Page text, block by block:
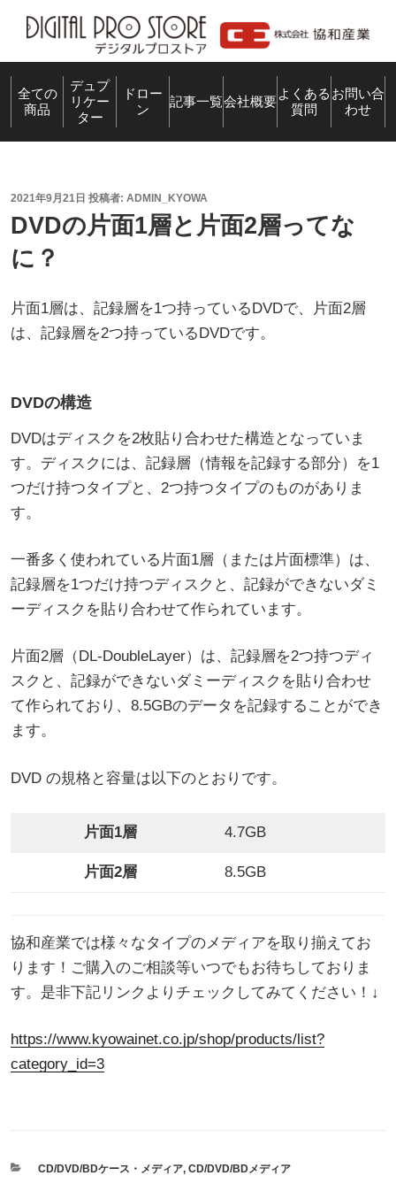
テ
プ
全ての
商品
デュプ
リケー
ター
ドロー
ン
記事一覧会社概要
よくある
質問
お問い合
わせ
投
稿
日:
2021年9月21日 投稿者: ADMIN_KYOWA
DVDの片面1層と片面2層ってな
に？
片面1層は、記録層を1つ持っているDVDで、片面2層
は、記録層を2つ持っているDVDです。
DVDの構造
DVDはディスクを2枚貼り合わせた構造となっていま
す。ディスクには、記録層（情報を記録する部分）を1
つだけ持つタイプと、2つ持つタイプのものがありま
す。
一番多く使われている片面1層（または片面標準）は、
記録層を1つだけ持つディスクと、記録ができないダミ
ーディスクを貼り合わせて作られています。
片面2層（DL-DoubleLayer）は、記録層を2つ持つディ
スクと、記録ができないダミーディスクを貼り合わせ
て作られており、8.5GBのデータを記録することができ
ます。
DVD の規格と容量は以下のとおりです。
片面1層 4.7GB
片面2層 8.5GB
協和産業では様々なタイプのメディアを取り揃えてお
ります！ご購入のご相談等いつでもお待ちしておりま
す。是非下記リンクよりチェックしてみてください！↓
https://www.kyowainet.co.jp/shop/products/list?
category_id=3
カ
CD/DVD/BDケース・メディア, CD/DVD/BDメディア